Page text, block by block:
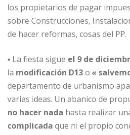
los propietarios de pagar
sobre Construcciones,
de hacer reformas, cosas del PP.
▪ La fiesta sigue el 9 de
la modificación D13o «
departamento de urbanismo
varias ideas. Un abanico de
no hacer nada hasta realizar
complicada que ni el propio